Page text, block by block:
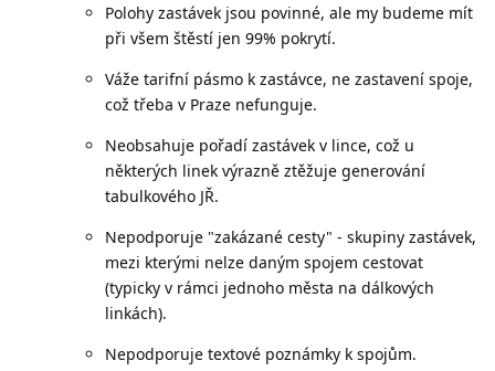
Polohy zastávek jsou povinné, ale my budeme mít
při všem štěstí jen 99% pokrytí.
Váže tarifní pásmo k zastávce, ne zastavení spoje,
což třeba v Praze nefunguje.
Neobsahuje pořadí zastávek v lince, což u
některých linek výrazně ztěžuje generování
tabulkového JŘ.
Nepodporuje "zakázané cesty" - skupiny zastávek,
mezi kterými nelze daným spojem cestovat
(typicky v rámci jednoho města na dálkových
linkách).
Nepodporuje textové poznámky k spojům.